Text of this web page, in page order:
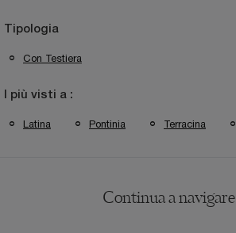
Tipologia
Con Testiera
I più visti a :
Latina Pontinia Terracina
Continua a navigare